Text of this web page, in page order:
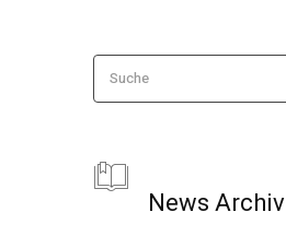
Suche
News Archiv